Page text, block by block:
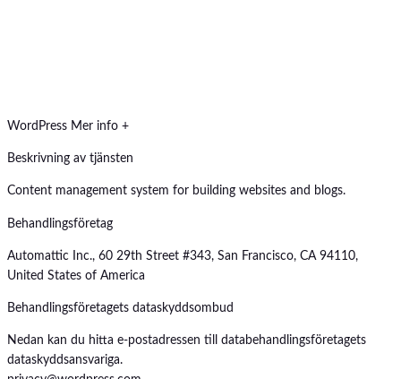
WordPress Mer info +
Beskrivning av tjänsten
Content management system for building websites and blogs.
Behandlingsföretag
Automattic Inc., 60 29th Street #343, San Francisco, CA 94110,
United States of America
Behandlingsföretagets dataskyddsombud
Nedan kan du hitta e-postadressen till databehandlingsföretagets
dataskyddsansvariga.